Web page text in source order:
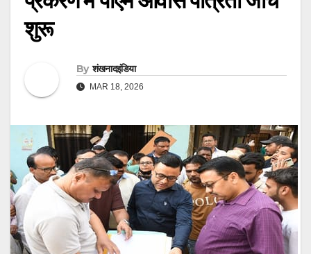
शुरू
By शंखनादइंडिया
MAR 18, 2026